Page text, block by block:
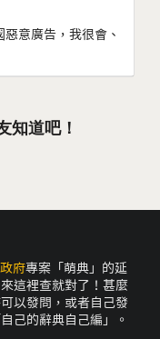
意廣告，我很會、
知道吧！
府專案「萌典」的延
這裡查就對了！甚麼
以發問，或者自己發
己的辭典自己編」。